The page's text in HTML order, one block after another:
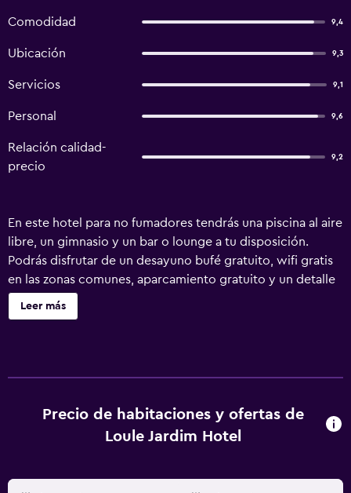
Comodidad 9,4
Ubicación 9,3
Servicios 9,1
Personal 9,6
Relación calidad-
precio
9,2
En este hotel para no fumadores tendrás una piscina al aire
libre, un gimnasio y un bar o lounge a tu disposición.
Podrás disfrutar de un desayuno bufé gratuito, wifi gratis
en las zonas comunes, aparcamiento gratuito y un detalle
de bienvenida gratuito. Otras instalaciones incluyen una
cafetería, café o té en las zonas comunes y un centro de
huéspedes pueden navegar por la web gracias a nuestro
acceso a Internet wifi gratis. Los servicios para las
opacas. Se ofrece servicio de limpieza todos los días. Los
Leer más
Precio de habitaciones y ofertas de
Loule Jardim Hotel